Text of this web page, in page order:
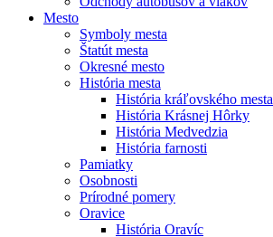
Mesto
Symboly mesta
Štatút mesta
Okresné mesto
História mesta
História kráľovského mesta
História Krásnej Hôrky
História Medvedzia
História farnosti
Pamiatky
Osobnosti
Prírodné pomery
Oravice
História Oravíc